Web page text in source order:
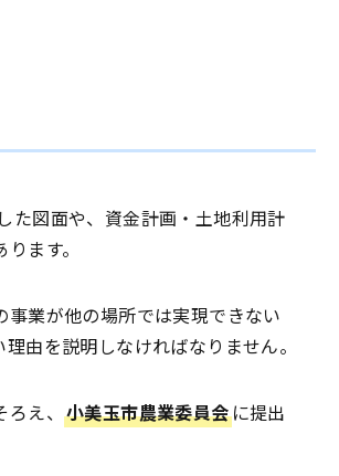
た図面や、資金計画・土地利用計
ます。
業が他の場所では実現できない
由を説明しなければなりません。
え、 小美玉市農業委員会に提出